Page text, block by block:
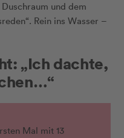
und dem
“. Rein ins Wasser –
„Ich dachte,
Mal mit 13